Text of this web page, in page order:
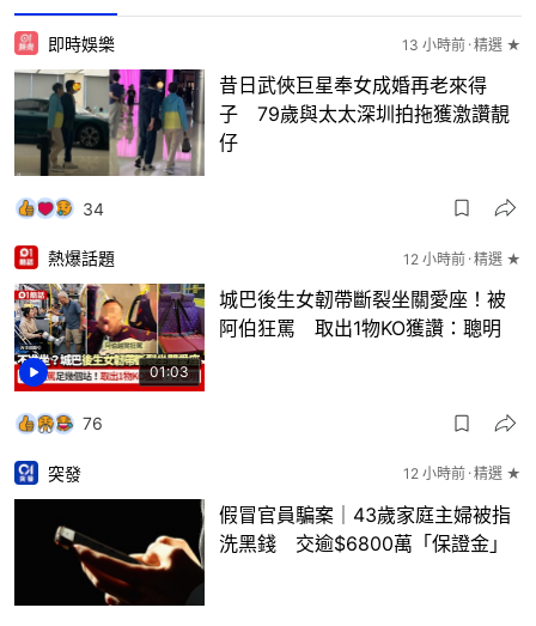
即時娛樂 13 小時前 精選 ★
昔日武俠巨星奉女成婚再老來得
子 79歲與太太深圳拍拖獲激讚靚
仔
34
01:03
熱爆話題 12 小時前 精選 ★
城巴後生女韌帶斷裂坐關愛座！被
阿伯狂罵 取出1物KO獲讚：聰明
76
突發 12 小時前 精選 ★
假冒官員騙案｜43歲家庭主婦被指
洗黑錢 交逾$6800萬「保證金」